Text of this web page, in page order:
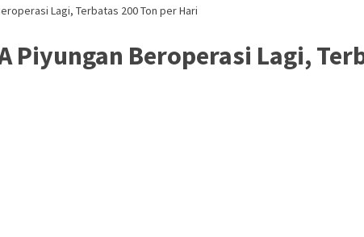
Lagi, Terbatas 200 Ton per Hari
Piyungan Beroperasi Lagi,